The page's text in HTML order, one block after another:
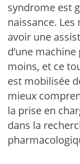
syndrome est
naissance.
avoir une
d’une
moins, et ce
est mobilisée
mieux
la prise en
dans la